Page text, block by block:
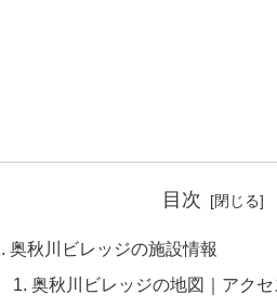
目次
奥秋川ビレッジの施設情報
奥秋川ビレッジの地図｜アクセ